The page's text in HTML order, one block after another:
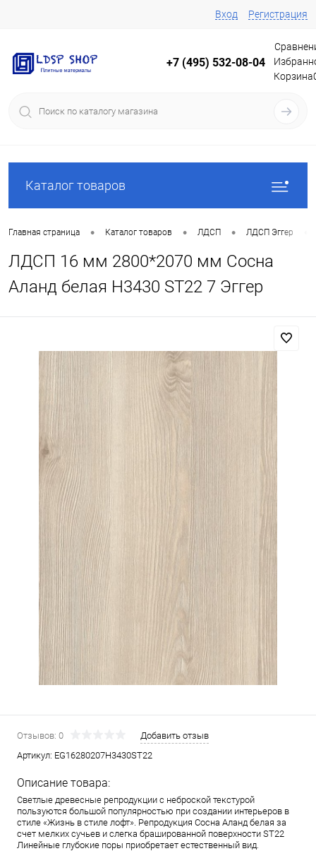
Вход Регистрация
+7 (495) 532-08-04
Корзина
Каталог товаров
Главная страница • Каталог товаров • ЛДСП • ЛДСП Эггер
ЛДСП 16 мм 2800*2070 мм Сосна
Аланд белая H3430 ST22 7 Эггер
Отзывов: 0
Добавить отзыв
Артикул: EG16280207H3430ST22
Описание товара:
Светлые древесные репродукции с неброской текстурой
пользуются большой популярностью при создании интерьеров в
стиле «Жизнь в стиле лофт». Репродукция Сосна Аланд белая за
счет мелких сучьев и слегка брашированной поверхности ST22
Линейные глубокие поры приобретает естественный вид.